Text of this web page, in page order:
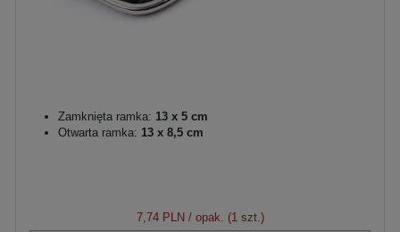
Zamknięta ramka: 13 x 5 cm
Otwarta ramka: 13 x 8,5 cm
7,74 PLN / opak. (1 szt.)